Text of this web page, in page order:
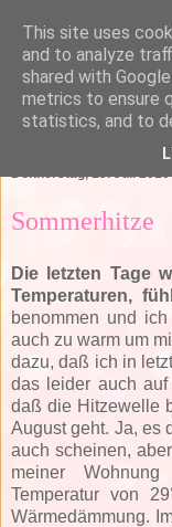
Donnerstag, 15. Juli 2010
Sommerhitze
Die letzten Tage
Temperaturen,
benommen und
auch zu warm um
dazu, daß ich in
das leider auch
daß die Hitzewelle
August geht. Ja, es
auch scheinen,
meiner
Temperatur von
Wärmedämmung.
This site uses
and to analyze
shared with
metrics to ensure
statistics, and to